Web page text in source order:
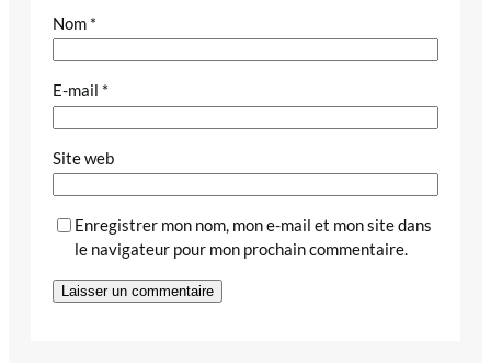
Nom *
E-mail *
Site web
Enregistrer mon nom, mon e-mail et mon site dans
le navigateur pour mon prochain commentaire.